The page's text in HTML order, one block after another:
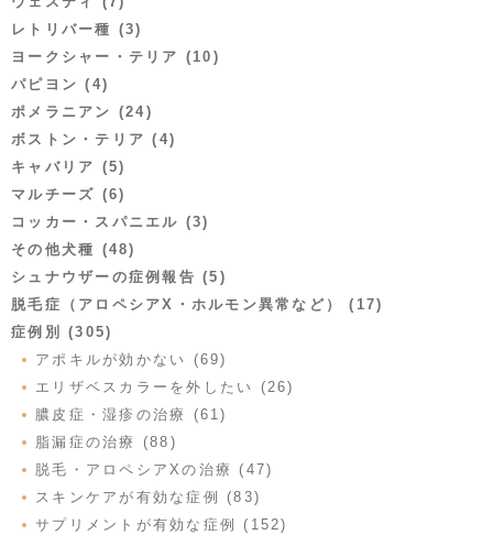
レトリバー種 (3)
ヨークシャー・テリア (10)
パピヨン (4)
ポメラニアン (24)
ボストン・テリア (4)
キャバリア (5)
マルチーズ (6)
コッカー・スパニエル (3)
その他犬種 (48)
シュナウザーの症例報告 (5)
脱毛症（アロペシアX・ホルモン異常など） (17)
症例別 (305)
アポキルが効かない (69)
エリザベスカラーを外したい (26)
膿皮症・湿疹の治療 (61)
脂漏症の治療 (88)
脱毛・アロペシアXの治療 (47)
スキンケアが有効な症例 (83)
サプリメントが有効な症例 (152)